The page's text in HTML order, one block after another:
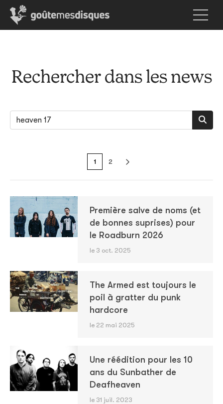
Rechercher dans les news
1 2
Première salve de noms (et
de bonnes suprises) pour
le Roadburn 2026
le 3 oct. 2025
The Armed est toujours le
poil à gratter du punk
hardcore
le 22 mai 2025
Une réédition pour les 10
ans du Sunbather de
Deafheaven
le 31 juil. 2023